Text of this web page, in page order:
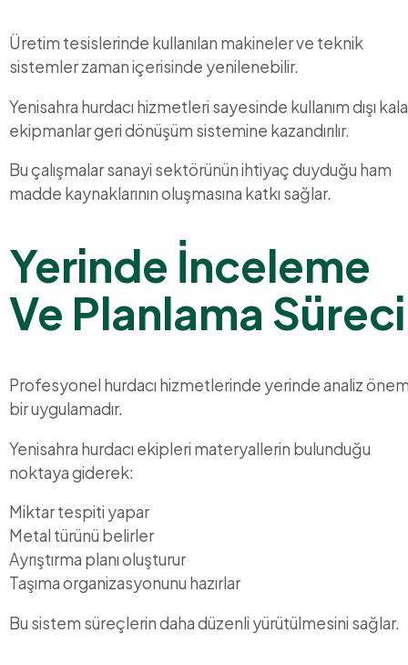
Üretim tesislerinde kullanılan makineler ve teknik
sistemler zaman içerisinde yenilenebilir.
Yenisahra hurdacı hizmetleri sayesinde kullanım dışı
ekipmanlar geri dönüşüm sistemine kazandırılır.
Bu çalışmalar sanayi sektörünün ihtiyaç duyduğu ham
madde kaynaklarının oluşmasına katkı sağlar.
Yerinde İnceleme
Ve Planlama Süreci
Profesyonel hurdacı hizmetlerinde yerinde analiz
bir uygulamadır.
Yenisahra hurdacı ekipleri materyallerin bulunduğu
noktaya giderek:
Miktar tespiti yapar
Metal türünü belirler
Ayrıştırma planı oluşturur
Taşıma organizasyonunu hazırlar
Bu sistem süreçlerin daha düzenli yürütülmesini sağlar.